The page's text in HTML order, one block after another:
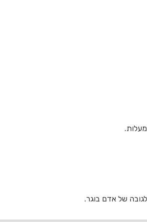
של אדם בוגר.